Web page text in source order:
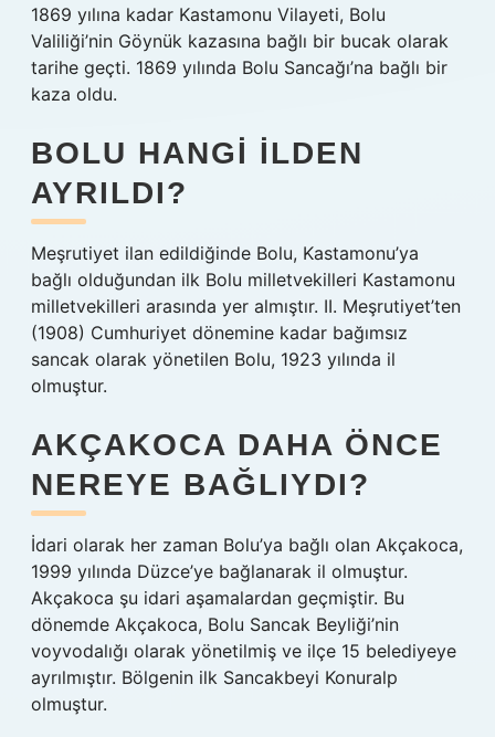
1869 yılına kadar Kastamonu Vilayeti, Bolu
Valiliği’nin Göynük kazasına bağlı bir bucak olarak
tarihe geçti. 1869 yılında Bolu Sancağı’na bağlı bir
kaza oldu.
BOLU HANGI ILDEN
AYRILDI?
Meşrutiyet ilan edildiğinde Bolu, Kastamonu’ya
bağlı olduğundan ilk Bolu milletvekilleri Kastamonu
milletvekilleri arasında yer almıştır. II. Meşrutiyet’ten
(1908) Cumhuriyet dönemine kadar bağımsız
sancak olarak yönetilen Bolu, 1923 yılında il
olmuştur.
AKÇAKOCA DAHA ÖNCE
NEREYE BAĞLIYDI?
İdari olarak her zaman Bolu’ya bağlı olan Akçakoca,
1999 yılında Düzce’ye bağlanarak il olmuştur.
Akçakoca şu idari aşamalardan geçmiştir. Bu
dönemde Akçakoca, Bolu Sancak Beyliği’nin
voyvodalığı olarak yönetilmiş ve ilçe 15 belediyeye
ayrılmıştır. Bölgenin ilk Sancakbeyi Konuralp
olmuştur.